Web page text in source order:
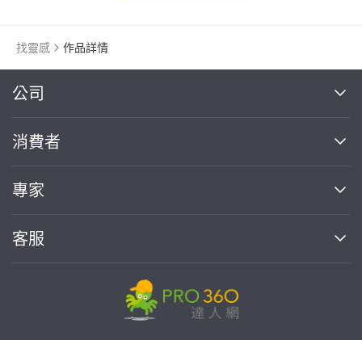
找靈感 作品詳情
公司
關於我們
部落格
加入我們
消費者
買服務
熱門服務
專家
案件中心
客服
繼續完成